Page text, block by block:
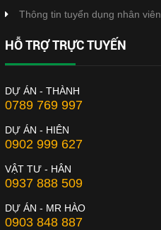
Thông tin tuyển dụng nhân viên
HỖ TRỢ TRỰC TUYẾN
DỰ ÁN - THÀNH
0789 769 997
DỰ ÁN - HIÊN
0902 999 627
VẬT TƯ - HÂN
0937 888 509
DỰ ÁN - MR HÀO
0903 848 887